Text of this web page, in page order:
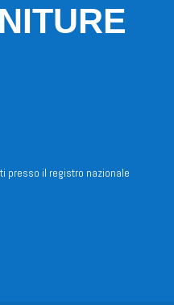
presso il registro nazionale